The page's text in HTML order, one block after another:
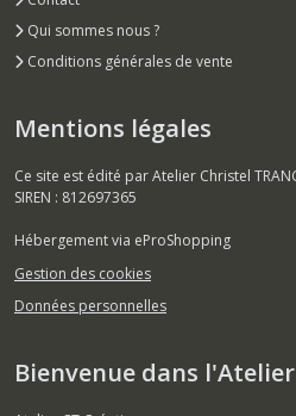
Qui sommes nous ?
Conditions générales de vente
Mentions légales
Ce site est édité par Atelier Christel
SIREN : 812697365
Hébergement via eProShopping
Gestion des cookies
Données personnelles
Bienvenue dans l'Atelier